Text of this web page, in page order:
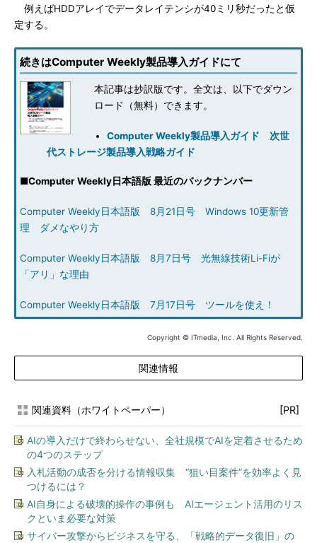
例えばHDDアレイでデータレイテンシが40ミリ秒だったと仮
定する。
続きはComputer Weekly製品導入ガイドにて
本記事は抄訳版です。全文は、以下でダウン
ロード（無料）できます。
Computer Weekly製品導入ガイド 次世
代ストレージ製品導入戦略ガイド
■Computer Weekly日本語版 最近のバックナンバー
Computer Weekly日本語版 8月21日号 Windows 10更新管
理 ダメなやり方
Computer Weekly日本語版 8月7日号 光無線技術Li-Fiが
「アリ」な理由
Computer Weekly日本語版 7月17日号 ツールを使え！
Copyright © ITmedia, Inc. All Rights Reserved.
関連情報
関連資料（ホワイトペーパー） [PR]
AIの導入だけで終わらせない、全社規模でAIを定着させるため
の4つのステップ
入札活動の成否を分ける情報収集 “狙い目案件”を効率よく見
つけるには？
AI自身による破壊的操作の事例も AIエージェント活用のリス
クといま必要な対策
サイバー攻撃からビジネスを守る、「戦略的データ復旧」の